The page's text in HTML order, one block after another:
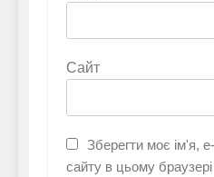
Сайт
Зберегти моє ім'я,
сайту в цьому